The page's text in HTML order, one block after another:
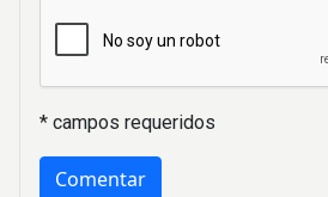
* campos requeridos